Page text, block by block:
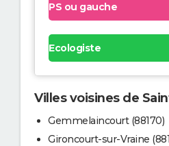
PS ou gauche
Ecologiste
Villes voisines de
Gemmelaincourt (88170)
Gironcourt-sur-Vraine